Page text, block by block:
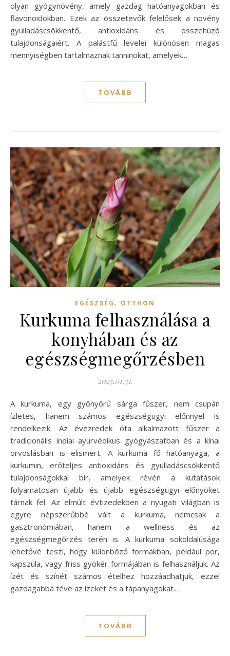
olyan gyógynövény, amely gazdag hatóanyagokban és
flavonoidokban. Ezek az összetevők felelősek a növény
gyulladáscsökkentő, antioxidáns és összehúzó
tulajdonságaiért. A palástfű levelei különösen magas
mennyiségben tartalmaznak tanninokat, amelyek…
TOVÁBB
EGÉSZSÉG , OTTHON
Kurkuma felhasználása a
konyhában és az
egészségmegőrzésben
2025.01.31.
A kurkuma, egy gyönyörű sárga fűszer, nem csupán
ízletes, hanem számos egészségügyi előnnyel is
rendelkezik. Az évezredek óta alkalmazott fűszer a
tradicionális indiai ayurvédikus gyógyászatban és a kínai
orvoslásban is elismert. A kurkuma fő hatóanyaga, a
kurkumin, erőteljes antioxidáns és gyulladáscsökkentő
tulajdonságokkal bír, amelyek révén a kutatások
folyamatosan újabb és újabb egészségügyi előnyöket
tárnak fel. Az elmúlt évtizedekben a nyugati világban is
egyre népszerűbbé vált a kurkuma, nemcsak a
gasztronómiában, hanem a wellness és az
egészségmegőrzés terén is. A kurkuma sokoldalúsága
lehetővé teszi, hogy különböző formákban, például por,
kapszula, vagy friss gyökér formájában is felhasználjuk. Az
ízét és színét számos ételhez hozzáadhatjuk, ezzel
gazdagabbá téve az ízeket és a tápanyagokat.…
TOVÁBB